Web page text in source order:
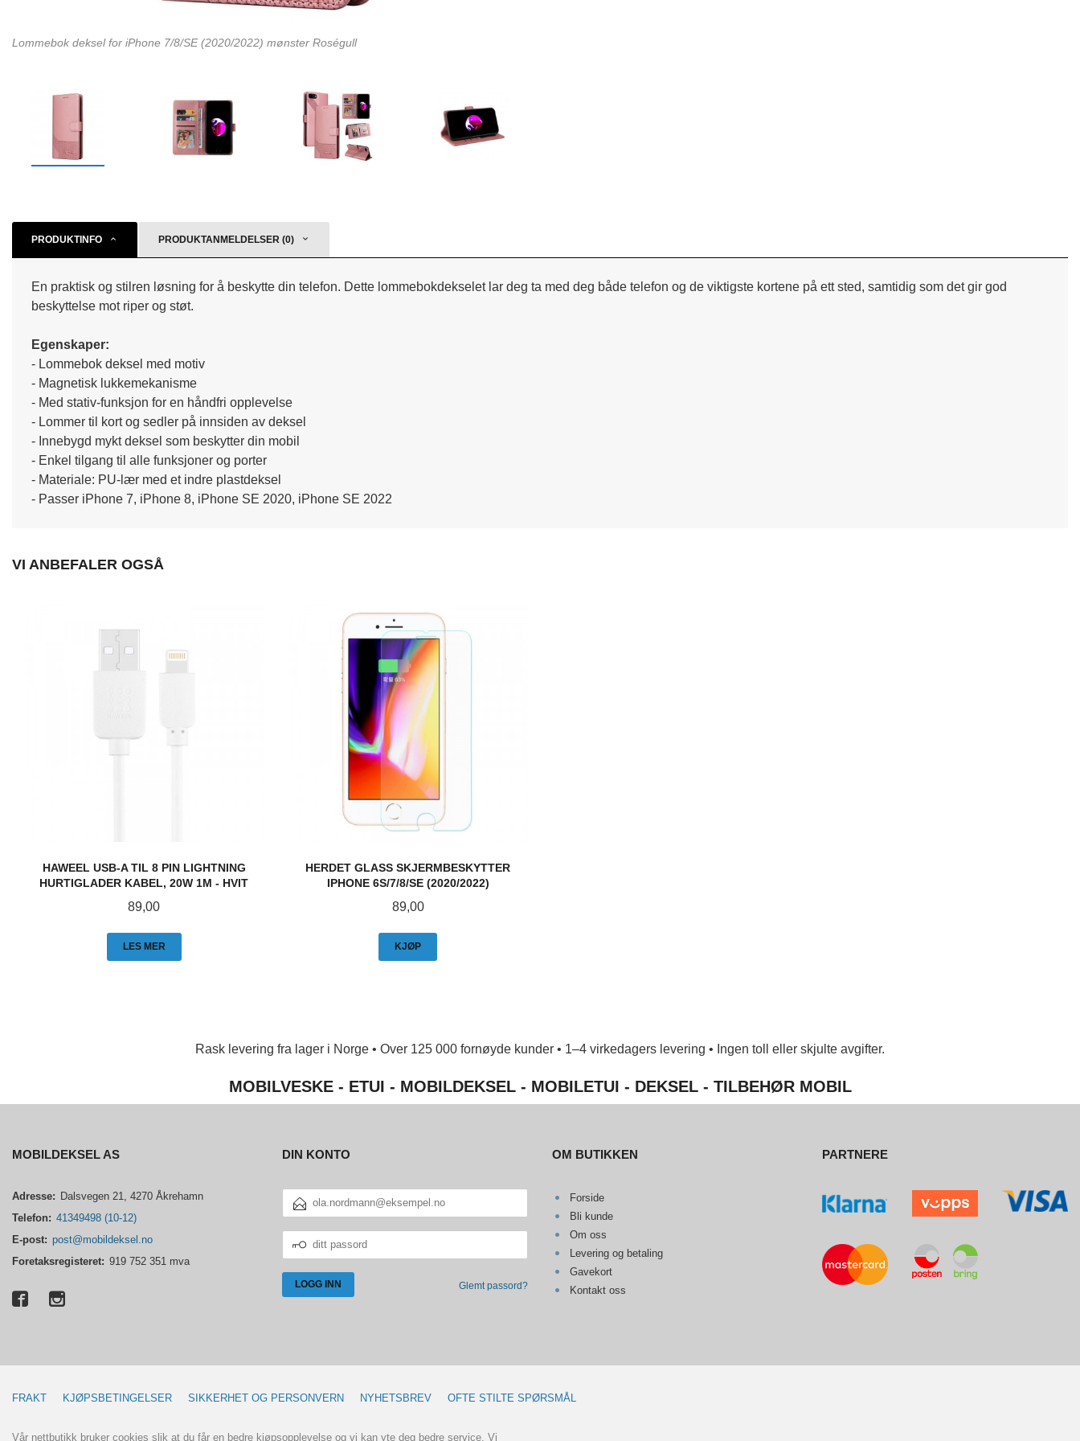
Lommebok deksel for iPhone 7/8/SE (2020/2022) mønster Roségull
PRODUKTINFO PRODUKTANMELDELSER (0)
En praktisk og stilren løsning for å beskytte din telefon. Dette lommebokdekselet lar deg ta med deg både telefon og de viktigste kortene på ett sted, samtidig som det gir god
beskyttelse mot riper og støt.
Egenskaper:
- Lommebok deksel med motiv
- Magnetisk lukkemekanisme
- Med stativ-funksjon for en håndfri opplevelse
- Lommer til kort og sedler på innsiden av deksel
- Innebygd mykt deksel som beskytter din mobil
- Enkel tilgang til alle funksjoner og porter
- Materiale: PU-lær med et indre plastdeksel
- Passer iPhone 7, iPhone 8, iPhone SE 2020, iPhone SE 2022
VI ANBEFALER OGSÅ
HAWEEL USB-A TIL 8 PIN LIGHTNING
HURTIGLADER KABEL, 20W 1M - HVIT
Pris
89,00
LES MER
HERDET GLASS SKJERMBESKYTTER
IPHONE 6S/7/8/SE (2020/2022)
Pris
89,00
KJØP
Rask levering fra lager i Norge • Over 125 000 fornøyde kunder • 1–4 virkedagers levering • Ingen toll eller skjulte avgifter.
MOBILVESKE - ETUI - MOBILDEKSEL - MOBILETUI - DEKSEL - TILBEHØR MOBIL
MOBILDEKSEL AS
Adresse: Dalsvegen 21, 4270 Åkrehamn
Telefon: 41349498 (10-12)
E-post: post@mobildeksel.no
Foretaksregisteret: 919 752 351 mva
DIN KONTO
POSTADRESSE
PASSORD
Glemt passord?
OM BUTIKKEN
Forside
Bli kunde
Om oss
Levering og betaling
Gavekort
Kontakt oss
PARTNERE
FRAKT KJØPSBETINGELSER SIKKERHET OG PERSONVERN NYHETSBREV OFTE STILTE SPØRSMÅL
Vår nettbutikk bruker cookies slik at du får en bedre kjøpsopplevelse og vi kan yte deg bedre service. Vi